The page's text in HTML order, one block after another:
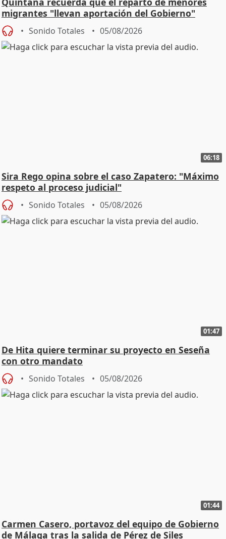
migrantes "llevan aportación del Gobierno"
central
Sonido Totales 05/08/2026
06:18
Sira Rego opina sobre el caso Zapatero: "Máximo
respeto al proceso judicial"
Sonido Totales 05/08/2026
01:47
De Hita quiere terminar su proyecto en Seseña
con otro mandato
Sonido Totales 05/08/2026
01:44
Carmen Casero, portavoz del equipo de Gobierno
de Málaga tras la salida de Pérez de Siles